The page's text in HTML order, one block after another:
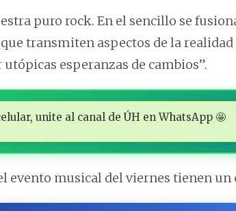
puro rock. En el sencillo se
transmiten aspectos de la realidad
esperanzas de cambios”.
unite al canal de ÚH en WhatsApp 🤩
musical del viernes tienen un